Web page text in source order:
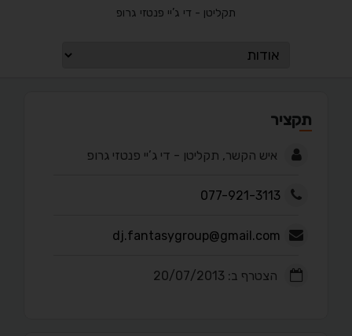
תקליטן - די ג’יי פנטזי גרופ
תקציר
איש הקשר, תקליטן - די ג’יי פנטזי גרופ
077-921-3113
dj.fantasygroup@gmail.com
הצטרף ב: 20/07/2013